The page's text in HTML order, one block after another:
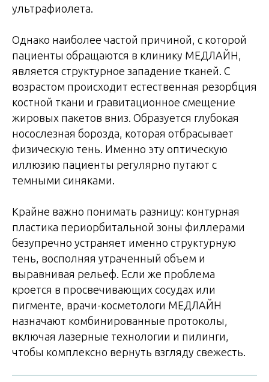
ультрафиолета.
Однако наиболее частой причиной, с которой
пациенты обращаются в клинику МЕДЛАЙН,
является структурное западение тканей. С
возрастом происходит естественная резорбция
костной ткани и гравитационное смещение
жировых пакетов вниз. Образуется глубокая
носослезная борозда, которая отбрасывает
физическую тень. Именно эту оптическую
иллюзию пациенты регулярно путают с
темными синяками.
Крайне важно понимать разницу: контурная
пластика периорбитальной зоны филлерами
безупречно устраняет именно структурную
тень, восполняя утраченный объем и
выравнивая рельеф. Если же проблема
кроется в просвечивающих сосудах или
пигменте, врачи-косметологи МЕДЛАЙН
назначают комбинированные протоколы,
включая лазерные технологии и пилинги,
чтобы комплексно вернуть взгляду свежесть.